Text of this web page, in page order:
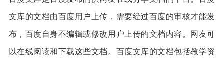
文库的文档由百度用户上传，需要经过百度的审核才能发
布，百度自身不编辑或修改用户上传的文档内容。网友可
以在线阅读和下载这些文档。百度文库的文档包括教学资